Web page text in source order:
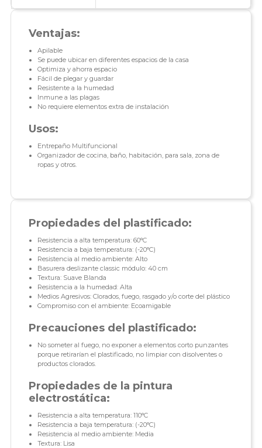
Ventajas:
Apilable
Se puede ubicar en diferentes espacios de la casa
Optimiza y ahorra espacio
Fácil de plegar y guardar
Resistente a la humedad
Inmune a las plagas
No requiere elementos extra de instalación
Usos:
Entrepaño Multifuncional
Organizador de cocina, baño, habitación, para sala, zona de
ropas y otros.
Propiedades del plastificado:
Resistencia a alta temperatura: 60°C
Resistencia a baja temperatura: (-20°C)
Resistencia al medio ambiente: Alto
Basurera deslizante classic módulo: 40 cm
Textura: Suave Blanda
Resistencia a la humedad: Alta
Medios Agresivos: Clorados, fuego, rasgado y/o corte del plástico
Compromiso con el ambiente: Ecoamigable
Precauciones del plastificado:
No someter al fuego, no exponer a elementos corto punzantes
porque retirarían el plastificado, no limpiar con disolventes o
productos clorados.
Propiedades de la pintura
electrostática:
Resistencia a alta temperatura: 110°C
Resistencia a baja temperatura: (-20°C)
Resistencia al medio ambiente: Media
Textura: Lisa